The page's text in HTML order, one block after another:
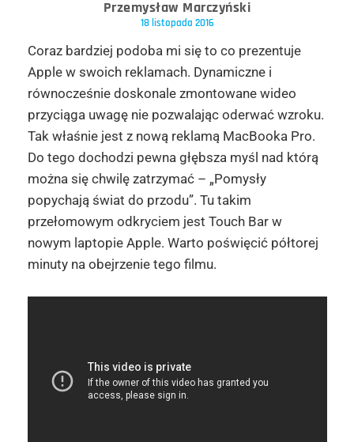
Przemysław Marczyński
18 listopada 2016
Coraz bardziej podoba mi się to co prezentuje
Apple w swoich reklamach. Dynamiczne i
równocześnie doskonale zmontowane wideo
przyciąga uwagę nie pozwalając oderwać wzroku.
Tak właśnie jest z nową reklamą MacBooka Pro.
Do tego dochodzi pewna głębsza myśl nad którą
można się chwilę zatrzymać – „Pomysły
popychają świat do przodu”. Tu takim
przełomowym odkryciem jest Touch Bar w
nowym laptopie Apple. Warto poświęcić półtorej
minuty na obejrzenie tego filmu.